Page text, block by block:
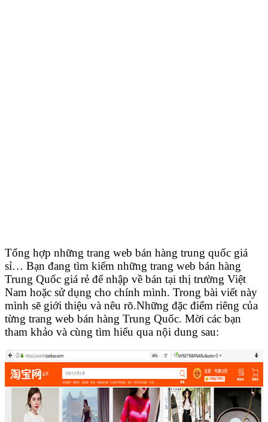
Tổng hợp những trang web bán hàng trung quốc giá
sỉ… Bạn đang tìm kiếm những trang web bán hàng
Trung Quốc giá rẻ để nhập về bán tại thị trường Việt
Nam hoặc sử dụng cho chính mình. Trong bài viết này
mình sẽ giới thiệu và nêu rõ.Những đặc điểm riêng của
từng trang web bán hàng Trung Quốc. Mời các bạn
tham khảo và cùng tìm hiểu qua nội dung sau: